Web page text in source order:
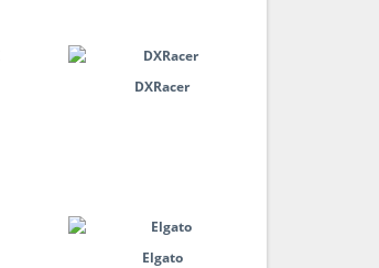
DXRacer
Elgato